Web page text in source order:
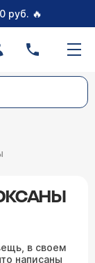
руб. 🔥
в своем
написаны